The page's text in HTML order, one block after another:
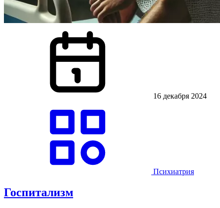
16 декабря 2024
Психиатрия
Госпитализм